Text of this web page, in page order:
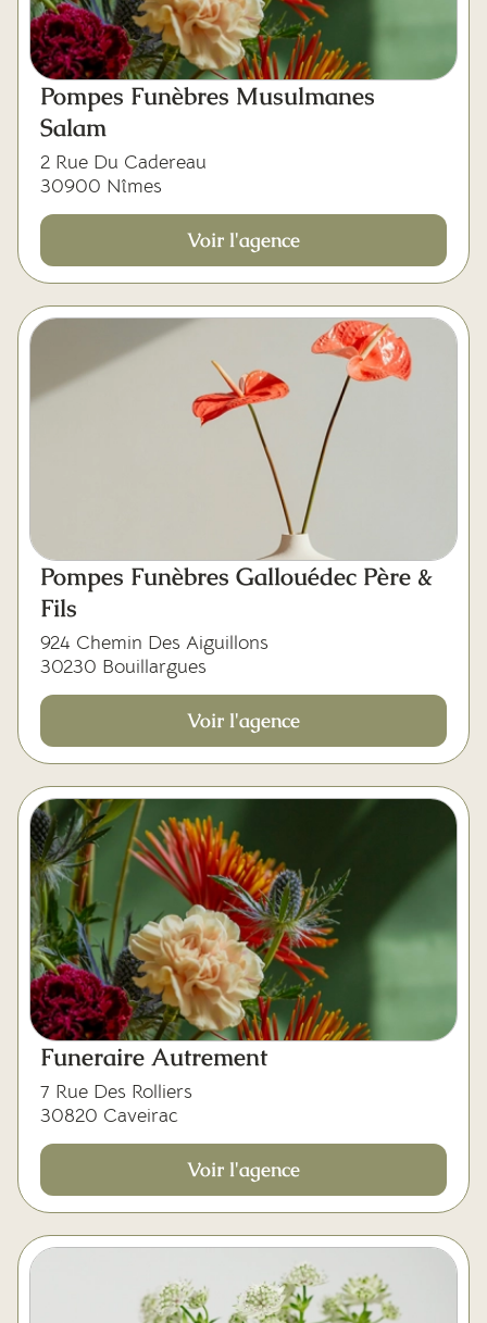
Pompes Funèbres Musulmanes
Salam
2 Rue Du Cadereau
30900 Nîmes
Voir l'agence
Pompes Funèbres Gallouédec Père &
Fils
924 Chemin Des Aiguillons
30230 Bouillargues
Voir l'agence
Funeraire Autrement
7 Rue Des Rolliers
30820 Caveirac
Voir l'agence